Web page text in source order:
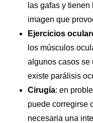
las gafas y
imagen que
Ejercicios
los músculos
algunos casos se
existe parálisis
Cirugía: en
puede corregirse
necesaria una